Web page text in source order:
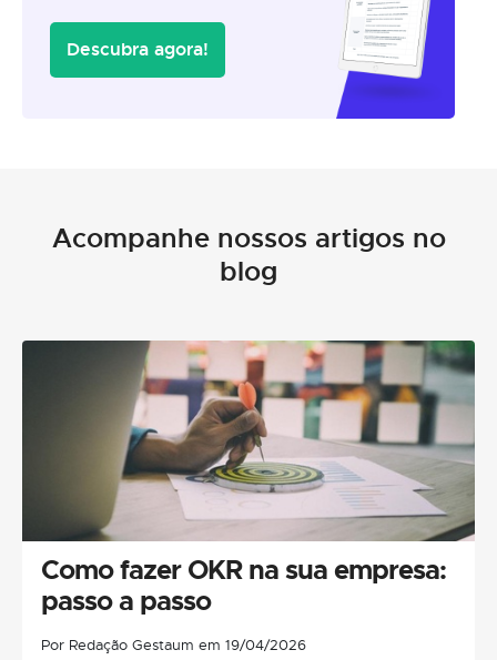
Descubra agora!
Acompanhe nossos artigos no
blog
Como fazer OKR na sua empresa:
passo a passo
Por Redação Gestaum em 19/04/2026